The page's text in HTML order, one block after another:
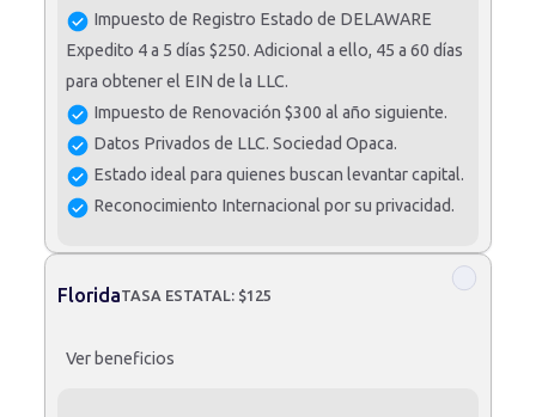
Impuesto de Registro Estado de DELAWARE
Expedito 4 a 5 días $250. Adicional a ello, 45 a 60 días
para obtener el EIN de la LLC.
Impuesto de Renovación $300 al año siguiente.
Datos Privados de LLC. Sociedad Opaca.
Estado ideal para quienes buscan levantar capital.
Reconocimiento Internacional por su privacidad.
FloridaTASA ESTATAL: $125
Ver beneficios